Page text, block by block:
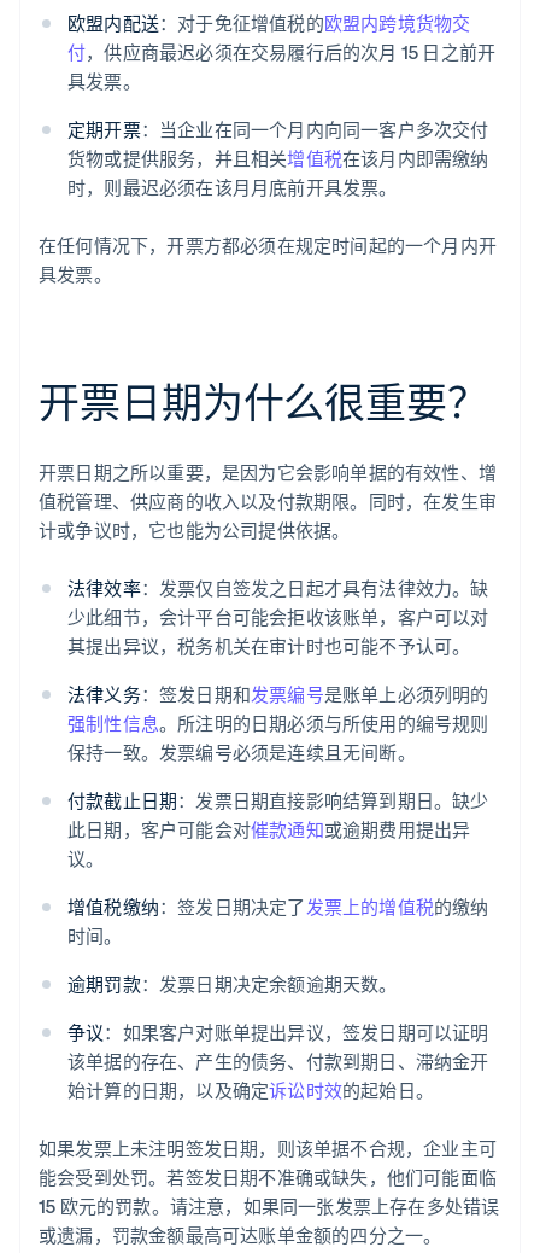
欧盟内配送：对于免征增值税的欧盟内跨境货物交
付，供应商最迟必须在交易履行后的次月 15 日之前开
具发票。
定期开票：当企业在同一个月内向同一客户多次交付
货物或提供服务，并且相关增值税在该月内即需缴纳
时，则最迟必须在该月月底前开具发票。
在任何情况下，开票方都必须在规定时间起的一个月内开
具发票。
开票日期为什么很重要？
开票日期之所以重要，是因为它会影响单据的有效性、增
值税管理、供应商的收入以及付款期限。同时，在发生审
计或争议时，它也能为公司提供依据。
法律效率：发票仅自签发之日起才具有法律效力。缺
少此细节，会计平台可能会拒收该账单，客户可以对
其提出异议，税务机关在审计时也可能不予认可。
法律义务：签发日期和发票编号是账单上必须列明的
强制性信息。所注明的日期必须与所使用的编号规则
保持一致。发票编号必须是连续且无间断。
付款截止日期：发票日期直接影响结算到期日。缺少
此日期，客户可能会对催款通知或逾期费用提出异
议。
增值税缴纳：签发日期决定了发票上的增值税的缴纳
时间。
逾期罚款：发票日期决定余额逾期天数。
争议：如果客户对账单提出异议，签发日期可以证明
该单据的存在、产生的债务、付款到期日、滞纳金开
始计算的日期，以及确定诉讼时效的起始日。
如果发票上未注明签发日期，则该单据不合规，企业主可
能会受到处罚。若签发日期不准确或缺失，他们可能面临
15 欧元的罚款。请注意，如果同一张发票上存在多处错误
或遗漏，罚款金额最高可达账单金额的四分之一。